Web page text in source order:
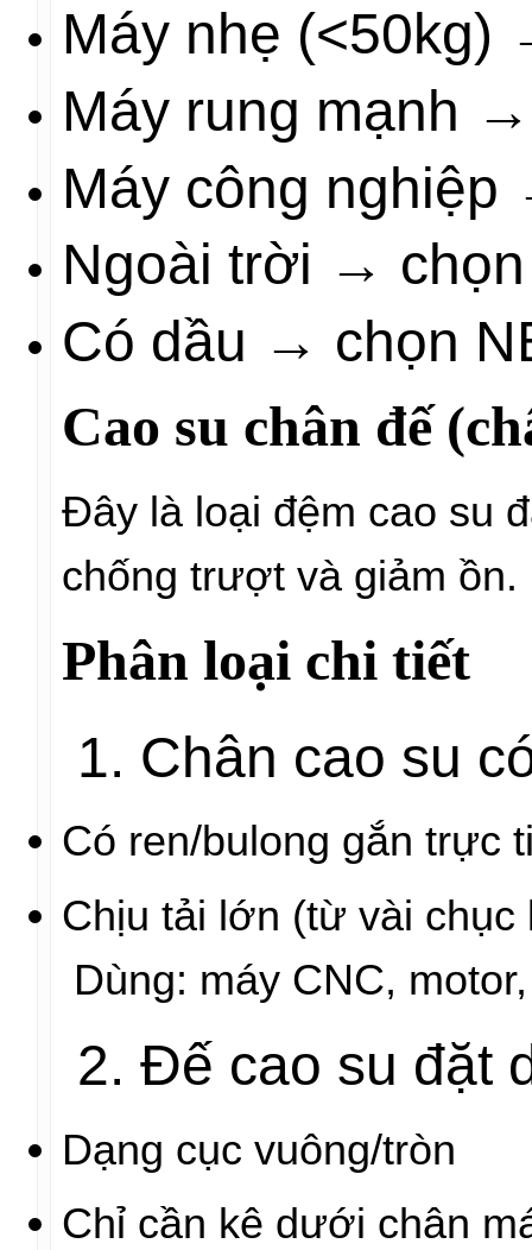
Máy nhẹ (<50kg)
Máy rung mạnh
Máy công
Ngoài trời →
Có dầu → chọn
Cao su chân đế
Đây là loại đệm cao su
chống trượt và giảm ồn.
Phân loại chi tiết
1. Chân cao su
Có ren/bulong gắn trực
Chịu tải lớn (từ vài
Dùng: máy CNC,
2. Đế cao su đặt
Dạng cục vuông/tròn
Chỉ cần kê dưới chân